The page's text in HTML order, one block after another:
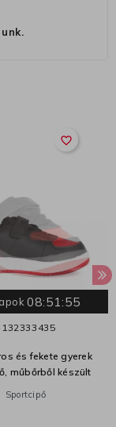
favorite_border
08:51:55
32333435
és fekete gyerek
műbőrből készült
Sportcipő